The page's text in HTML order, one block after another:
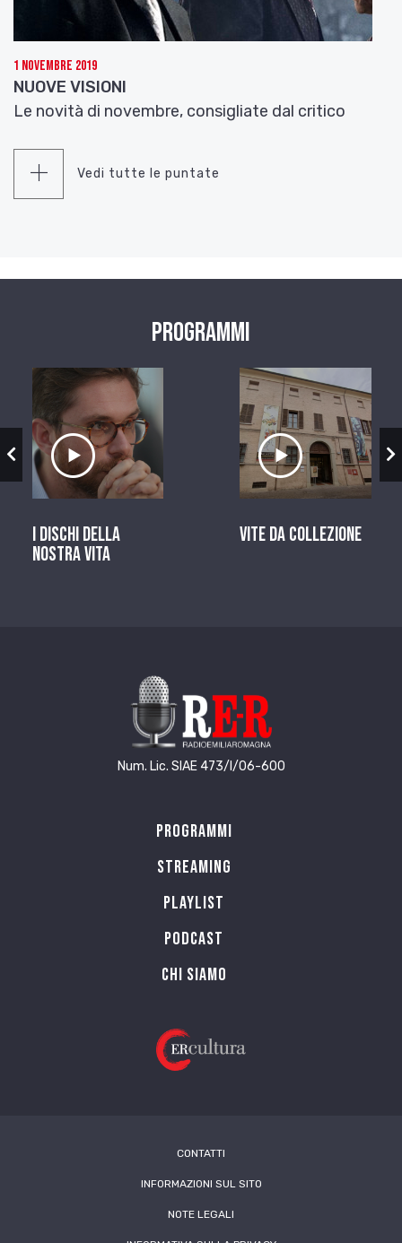
1 Novembre 2019
NUOVE VISIONI
Le novità di novembre, consigliate dal critico
Vedi tutte le puntate
Programmi
Ascolta il servizio
I dischi della
nostra vita
Ascolta il
Vite da Collezione
Num. Lic. SIAE 473/I/06-600
Programmi
Streaming
Playlist
PODCAST
Chi siamo
CONTATTI
INFORMAZIONI SUL SITO
NOTE LEGALI